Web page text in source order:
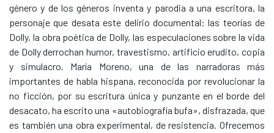
género y de los géneros inventa y parodia a una escritora, la
personaje que desata este delirio documental: las teorías de
Dolly, la obra poética de Dolly, las especulaciones sobre la vida
de Dolly derrochan humor, travestismo, artificio erudito, copia
y simulacro. María Moreno, una de las narradoras más
importantes de habla hispana, reconocida por revolucionar la
no ficción, por su escritura única y punzante en el borde del
desacato, ha escrito una «autobiografía bufa», disfrazada, que
es también una obra experimental, de resistencia. Ofrecemos